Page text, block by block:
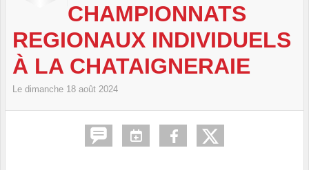
CHAMPIONNATS
REGIONAUX INDIVIDUELS
À LA CHATAIGNERAIE
Le dimanche 18 août 2024